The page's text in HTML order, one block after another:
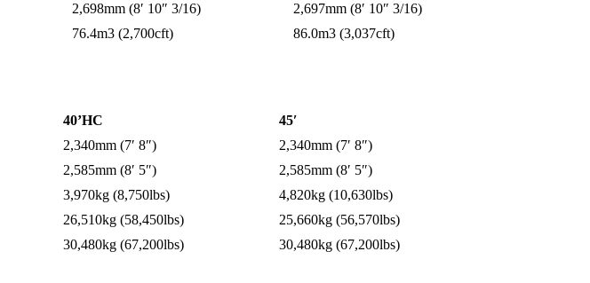
2,698mm (8′ 10″ 3/16)
2,697mm (8′ 10″ 3/16)
76.4m3 (2,700cft) 86.0m3 (3,037cft)
40’HC
45′
2,340mm (7′ 8″)
2,340mm (7′ 8″)
2,585mm (8′ 5″)
2,585mm (8′ 5″)
3,970kg (8,750lbs)
4,820kg (10,630lbs)
26,510kg (58,450lbs)
25,660kg (56,570lbs)
30,480kg (67,200lbs) 30,480kg (67,200lbs)